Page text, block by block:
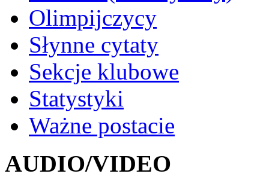
Olimpijczycy
Słynne cytaty
Sekcje klubowe
Statystyki
Ważne postacie
AUDIO/VIDEO